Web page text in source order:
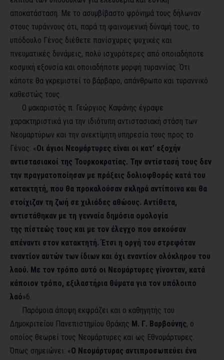
αποκατάσταση. Με το ασυμβίβαστο φρόνημά τους δήλωναν
στους τυράννους ότι, παρά τη φαινομενική δύναμή τους, το
υπόδουλο Γένος διέθετε πανίσχυρες ψυχικές και
πνευματικές δυνάμεις, πολύ ισχυρότερες από οποιαδήποτε
κοσμική εξουσία και οποιαδήποτε μορφή τυραννίας. Ότι
κάποτε θα γκρεμιστεί το βάρβαρο, απάνθρωπο και τυραννικό
καθεστώς τους.
Ο μακαριστός π. Γεώργιος Καψάνης έγραψε
χαρακτηριστικά για την ιδιότυπη αντιστασιακή στάση των
Νεομαρτύρων και την ανεκτίμητη υπηρεσία τους προς το
Γένος: «Οι άγιοι Νεομάρτυρες είναι οι κατ’ εξοχήν
αντιστασιακοί της Τουρκοκρατίας. Την αντίστασή τους δεν
την πραγματοποίησαν με πράξεις δολιοφθοράς κατά του
κατακτητή, που θα προκαλούσαν σκληρά αντίποινα και θα
στοίχιζαν τη ζωή σε χιλιάδες αθώους. Αντίθετα,
αντιστάθηκαν με τη γενναία δημόσια ομολογία
της πίστεώς τους και με τον έλεγχο που ασκούσαν
απέναντι στον κατακτητή. Έτσι η οργή του στρεφόταν
εναντίον αυτών των ίδιων και όχι εναντίον ολόκληρου του
λαού. Με τον τρόπο αυτό οι Νεομάρτυρες γίνονταν, κατά
κάποιον τρόπο, εξιλαστήρια θύματα για τον υπόλοιπο
λαό»6.
Παρόμοια άποψη εκφράζει και ο καθηγητής του
Δημοκριτείου Πανεπιστημίου Θράκης Μ. Γ. Βαρβούνης, ο
οποίος θεωρεί τους Νεομάρτυρες και ως Εθνομάρτυρες.
Όπως σημειώνει: «Ο Νεομάρτυρας αντιπροσωπεύει ένα